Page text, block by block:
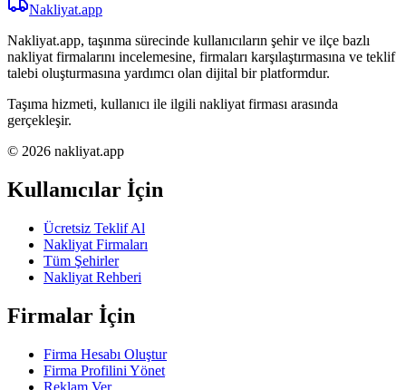
Nakliyat.app
Nakliyat.app, taşınma sürecinde kullanıcıların şehir ve ilçe bazlı
nakliyat firmalarını incelemesine, firmaları karşılaştırmasına ve teklif
talebi oluşturmasına yardımcı olan dijital bir platformdur.
Taşıma hizmeti, kullanıcı ile ilgili nakliyat firması arasında
gerçekleşir.
© 2026 nakliyat.app
Kullanıcılar İçin
Ücretsiz Teklif Al
Nakliyat Firmaları
Tüm Şehirler
Nakliyat Rehberi
Firmalar İçin
Firma Hesabı Oluştur
Firma Profilini Yönet
Reklam Ver